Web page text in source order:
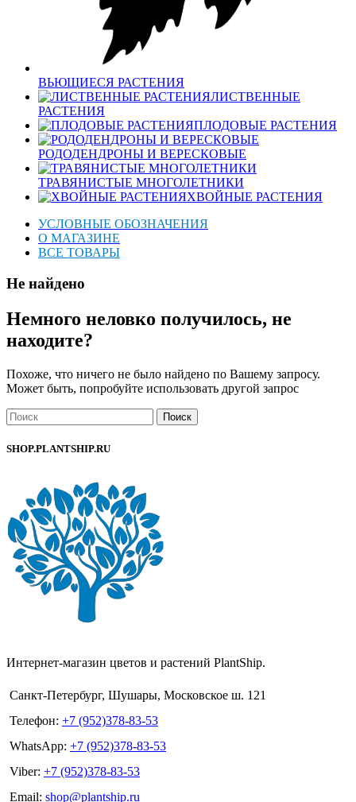
ВЬЮЩИЕСЯ РАСТЕНИЯ
ЛИСТВЕННЫЕ
РАСТЕНИЯ
ПЛОДОВЫЕ РАСТЕНИЯ
РОДОДЕНДРОНЫ И ВЕРЕСКОВЫЕ
ТРАВЯНИСТЫЕ МНОГОЛЕТНИКИ
ХВОЙНЫЕ РАСТЕНИЯ
УСЛОВНЫЕ ОБОЗНАЧЕНИЯ
О МАГАЗИНЕ
ВСЕ ТОВАРЫ
Не найдено
Немного неловко получилось, не
находите?
Похоже, что ничего не было найдено по Вашему запросу.
Может быть, попробуйте использовать другой запрос
Поиск
SHOP.PLANTSHIP.RU
Интернет-магазин цветов и растений PlantShip.
Санкт-Петербург, Шушары, Московское ш. 121
Телефон: +7 (952)378-83-53
WhatsApp: +7 (952)378-83-53
Viber: +7 (952)378-83-53
Email: shop@plantship.ru